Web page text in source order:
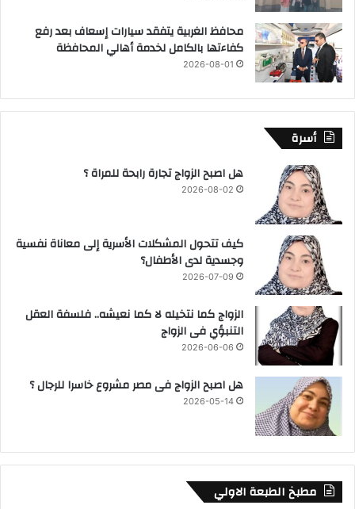
محافظ الغربية يتفقد سيارات إسعاف بعد رفع
كفاءتها بالكامل لخدمة أهالي المحافظة
2026-08-01
أسرة
هل اصبح الزواج تجارة رابحة للمراة ؟
2026-08-02
كيف تتحول المشكلات الأسرية إلى معاناة نفسية
وجسدية لدى الأطفال؟
2026-07-09
الزواج كما نتخيله لا كما نعيشه.. فلسفة العقل
التنبؤي فى الزواج
2026-06-06
هل اصبح الزواج فى مصر مشروع خاسرا للرجال ؟
2026-05-14
مطبخ الطبعة الاولي